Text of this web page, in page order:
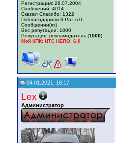
Регистрация: 26.07.2004
Сообщений: 4014
Сказал Спасибо: 1322
Поблагодарили 0 Раз в 0
Сообщении(ях)
Вес репутации: 1000
Репутация: рекламодатель (1000)
Мой КПК: HTC HERO, 6.0
04.01.2021, 16:17
Lex
Администратор